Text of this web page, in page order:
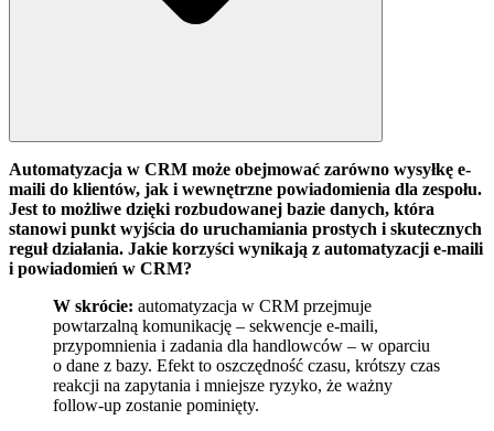
Automatyzacja w CRM może obejmować zarówno wysyłkę e-
maili do klientów, jak i wewnętrzne powiadomienia dla zespołu.
Jest to możliwe dzięki rozbudowanej bazie danych, która
stanowi punkt wyjścia do uruchamiania prostych i skutecznych
reguł działania. Jakie korzyści wynikają z automatyzacji e-maili
i powiadomień w CRM?
W skrócie: automatyzacja w CRM przejmuje
powtarzalną komunikację – sekwencje e-maili,
przypomnienia i zadania dla handlowców – w oparciu
o dane z bazy. Efekt to oszczędność czasu, krótszy czas
reakcji na zapytania i mniejsze ryzyko, że ważny
follow-up zostanie pominięty.